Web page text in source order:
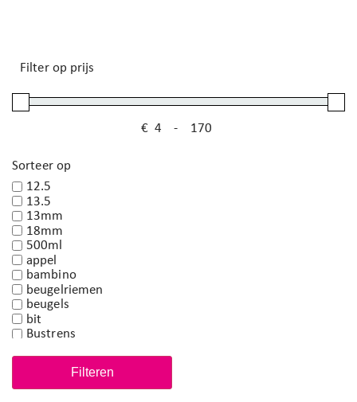
Filter op prijs
€ Minimale prijs
- Maximale prijs
Sorteer op
12.5
13.5
13mm
18mm
500ml
appel
bambino
beugelriemen
beugels
bit
Bustrens
Dubbelgebroken
Filteren